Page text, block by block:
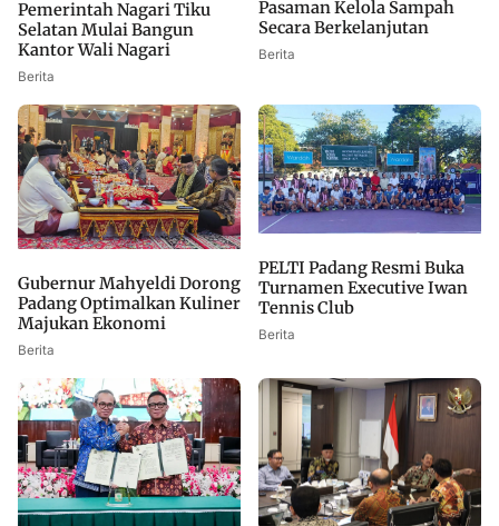
Pemerintah Nagari Tiku
Selatan Mulai Bangun
Kantor Wali Nagari
Berita
Pasaman Kelola Sampah
Secara Berkelanjutan
Berita
Gubernur Mahyeldi Dorong
Padang Optimalkan Kuliner
Majukan Ekonomi
Berita
PELTI Padang Resmi Buka
Turnamen Executive Iwan
Tennis Club
Berita